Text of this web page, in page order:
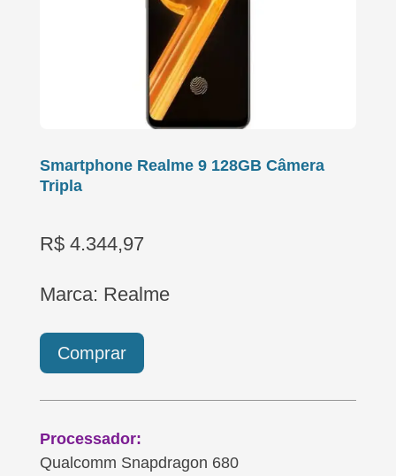
Smartphone Realme 9 128GB Câmera
Tripla
R$ 4.344,97
Marca: Realme
Comprar
Processador:
Qualcomm Snapdragon 680